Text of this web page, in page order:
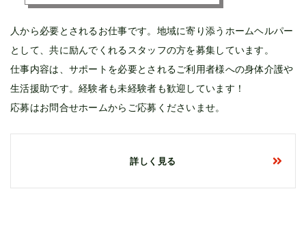
人から必要とされるお仕事です。地域に寄り添うホームヘルパー
として、共に励んでくれるスタッフの方を募集しています。
仕事内容は、サポートを必要とされるご利用者様への身体介護や
生活援助です。経験者も未経験者も歓迎しています！
応募はお問合せホームからご応募くださいませ。
詳しく見る